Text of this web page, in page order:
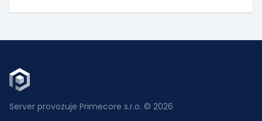
Server provozuje Primecore s.r.o. © 2026